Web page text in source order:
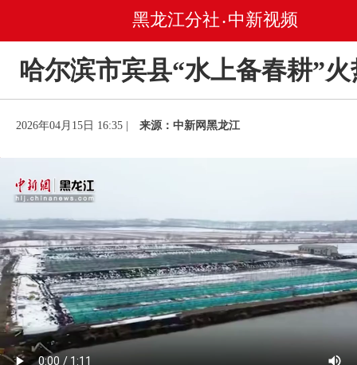
黑龙江分社 • 中新视频
哈尔滨市宾县“水上备春耕”
2026年04月15日 16:35 | 来源：中新网黑龙江